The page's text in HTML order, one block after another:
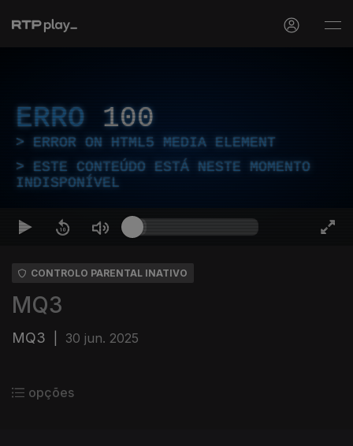
ERRO 100
ERROR ON HTML5 MEDIA ELEMENT
ESTE CONTEÚDO ESTÁ NESTE MOMENTO
INDISPONÍVEL
CONTROLO PARENTAL INATIVO
MQ3
MQ3 30 jun. 2025
opções